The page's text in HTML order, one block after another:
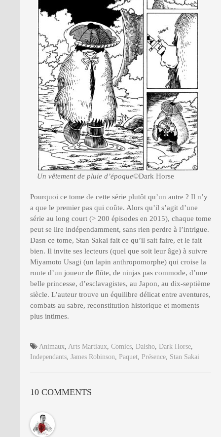
Un vêtement de pluie d’époque©Dark Horse
Pourquoi ce tome de cette série plutôt qu’un autre ? Il n’y
a que le premier pas qui coûte. Alors qu’il s’agit d’une
série au long court (> 200 épisodes en 2015), chaque tome
peut se lire indépendamment, sans rien perdre à l’intrigue.
Dasn ce tome, Stan Sakai fait ce qu’il sait faire, et le fait
bien. Il invite ses lecteurs (quel que soit leur âge) à suivre
Miyamoto Usagi (un lapin anthropomorphe) qui croise la
route d’un joueur de flûte, de ninjas pas commode, d’une
belle princesse, d’esclavagistes, au Japon, au dix-septième
siècle. L’auteur trouve un équilibre délicat entre aventures,
combats au sabre, reconstitution historique et moments
plus intimes.
Animaux Arts Martiaux Comics Daisho Dark Horse
Independants James Robinson Paquet Présence Stan Sakai
10 COMMENTS